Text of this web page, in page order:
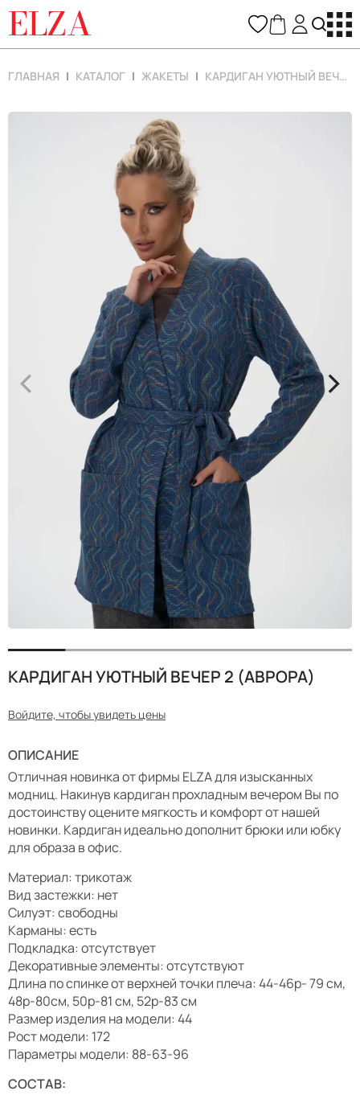
ELZA
ГЛАВНАЯ КАТАЛОГ ЖАКЕТЫ КАРДИГАН УЮТНЫЙ ВЕЧЕР 2 (АВРОРА)
< >
КАРДИГАН УЮТНЫЙ ВЕЧЕР 2 (АВРОРА)
Войдите, чтобы увидеть цены
ОПИСАНИЕ
Отличная новинка от фирмы ELZA для изысканных
модниц. Накинув кардиган прохладным вечером Вы по
достоинству оцените мягкость и комфорт от нашей
новинки. Кардиган идеально дополнит брюки или юбку
для образа в офис.
Материал: трикотаж
Вид застежки: нет
Силуэт: свободны
Карманы: есть
Подкладка: отсутствует
Декоративные элементы: отсутствуют
Длина по спинке от верхней точки плеча: 44-46р- 79 см,
48р-80см, 50р-81 см, 52р-83 см
Размер изделия на модели: 44
Рост модели: 172
Параметры модели: 88-63-96
СОСТАВ: